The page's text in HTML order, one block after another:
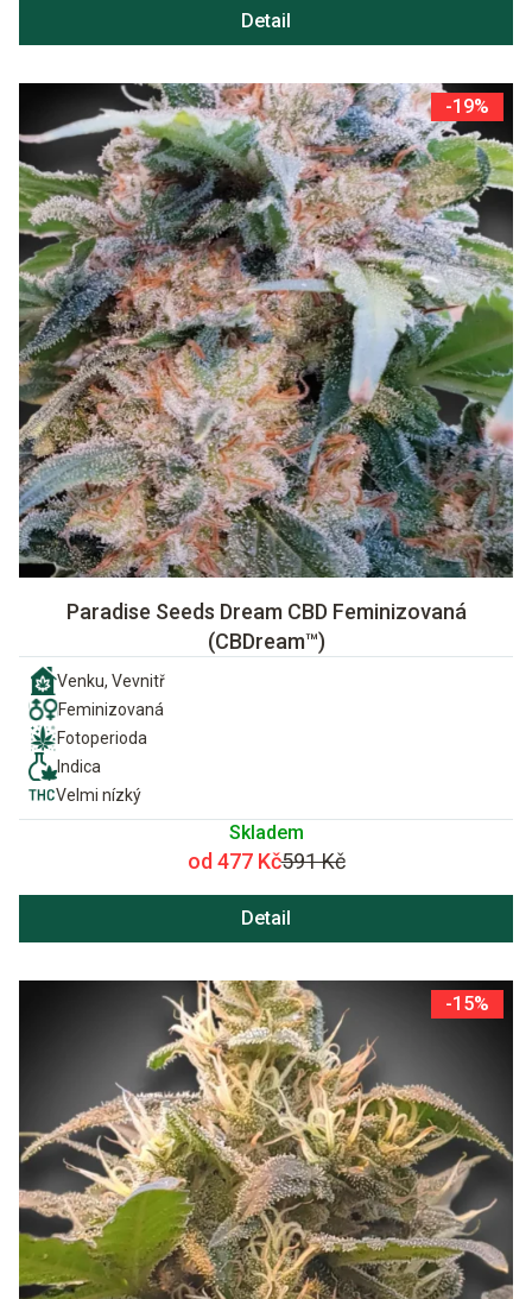
Detail
-19%
Paradise Seeds Dream CBD Feminizovaná
(CBDream™)
Venku, Vevnitř
Feminizovaná
Fotoperioda
Indica
Velmi nízký
Skladem
od 477 Kč591 Kč
Detail
-15%